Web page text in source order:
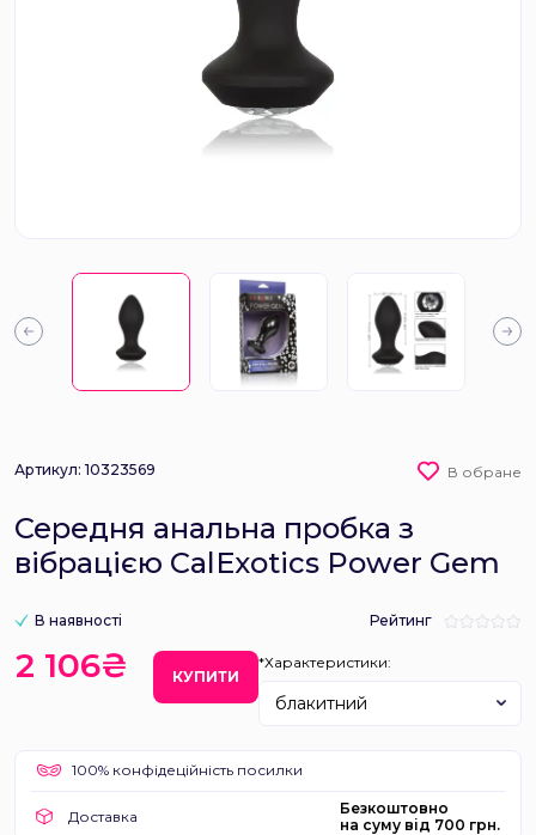
Артикул: 10323569 В обране
Середня анальна пробка з
вібрацією CalExotics Power Gem
В наявності Рейтинг
2 106₴ КУПИТИ
*Характеристики:
блакитний
100% конфідеційність посилки
Доставка
Безкоштовно
на суму від 700 грн.